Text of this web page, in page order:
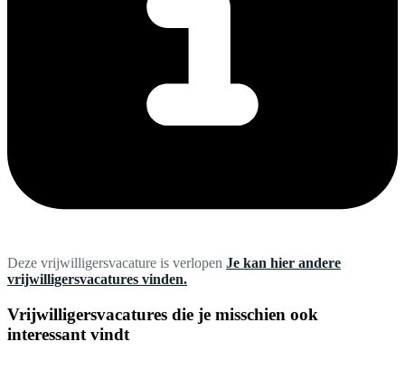
Deze vrijwilligersvacature is verlopen Je kan hier andere
vrijwilligersvacatures vinden.
Vrijwilligersvacatures die je misschien ook
interessant vindt